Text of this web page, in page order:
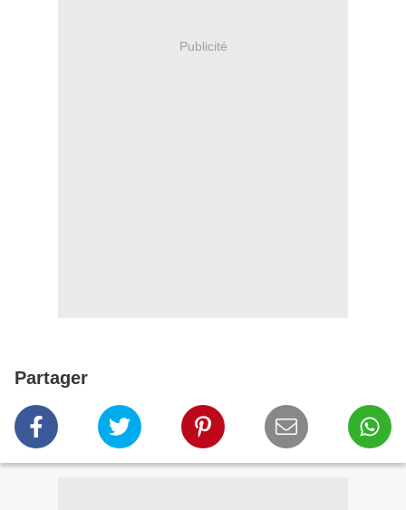
Publicité
Partager